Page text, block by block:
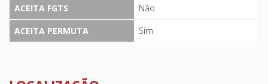
ACEITA FGTS
Não
ACEITA PERMUTA
Sim